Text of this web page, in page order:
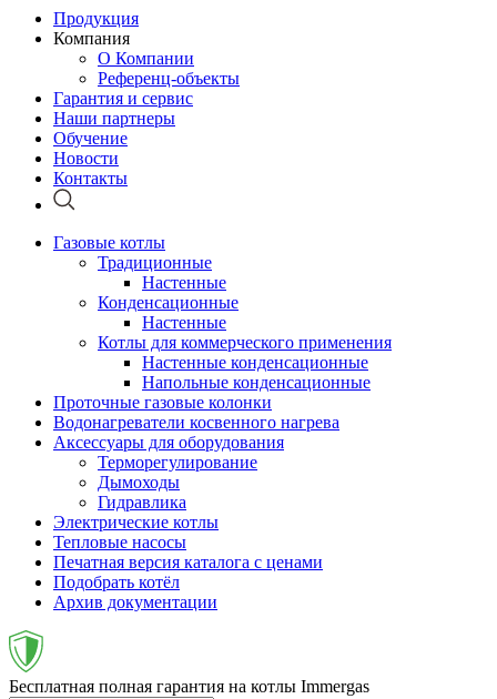
Продукция
Компания
О Компании
Референц-объекты
Гарантия и сервис
Наши партнеры
Обучение
Новости
Контакты
Газовые котлы
Традиционные
Настенные
Конденсационные
Настенные
Котлы для коммерческого применения
Настенные конденсационные
Напольные конденсационные
Проточные газовые колонки
Водонагреватели косвенного нагрева
Аксессуары для оборудования
Терморегулирование
Дымоходы
Гидравлика
Электрические котлы
Тепловые насосы
Печатная версия каталога с ценами
Подобрать котёл
Архив документации
Бесплатная полная гарантия на котлы Immergas